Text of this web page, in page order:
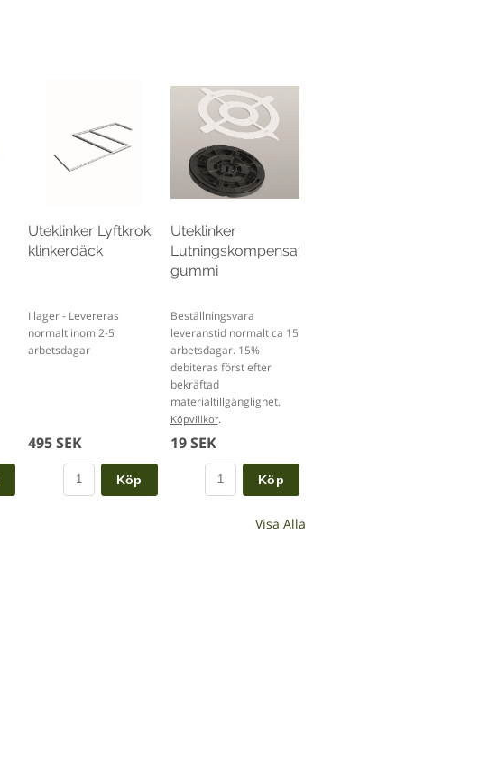
Uteklinker Lyftkrok
klinkerdäck
I lager - Levereras
normalt inom 2-5
arbetsdagar
495 SEK
Köp
Uteklinker
Lutningskompensator
gummi
Beställningsvara
leveranstid normalt ca 15
arbetsdagar. 15%
debiteras först efter
bekräftad
materialtillgänglighet.
Köpvillkor.
19 SEK
Köp
Visa Alla